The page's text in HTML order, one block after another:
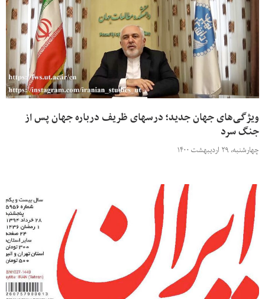
ویژگی‌های جهان جدید؛ درسهای ظریف درباره جهان پس از
جنگ سرد
چهارشنبه، ۲۹ اردیبهشت ۱۴۰۰